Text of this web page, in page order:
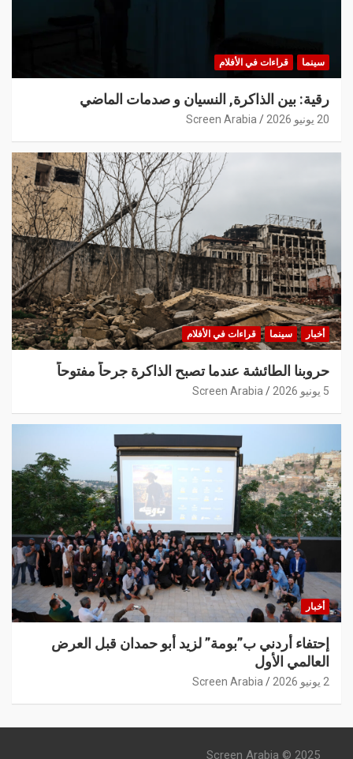
سينما قراءات في الأفلام
رقية: بين الذاكرة, النسيان و صدمات الماضي
20 يونيو 2026 Screen Arabia
أخبار سينما قراءات في الأفلام
حروبنا الطائشة عندما تصبح الذاكرة جرحاً مفتوحاً
5 يونيو 2026 Screen Arabia
أخبار
إحتفاء أردني ب”بومة” لزيد أبو حمدان قبل العرض
العالمي الأول
2 يونيو 2026 Screen Arabia
Screen Arabia © 2025